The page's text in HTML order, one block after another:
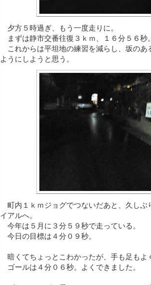
夕方５時過ぎ、もう一度走りに。
まずは静市交番往復３ｋｍ、１６分５６秒
これからは平坦地の練習を減らし、坂のあ
ようにしようと思う。
町内１ｋｍジョグでつないだあと、久しぶ
イアルへ。
今年は５月に３分５９秒で走っている。
今日の目標は４分０９秒。
暗くてちょっとこわかったが、手も足もよ
ゴールは４分０６秒。よくできました。